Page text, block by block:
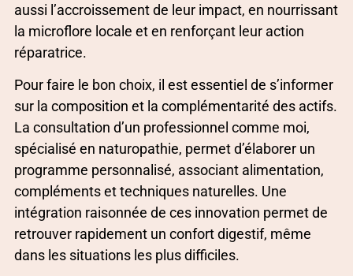
aussi l’accroissement de leur impact, en nourrissant
la microflore locale et en renforçant leur action
réparatrice.
Pour faire le bon choix, il est essentiel de s’informer
sur la composition et la complémentarité des actifs.
La consultation d’un professionnel comme moi,
spécialisé en naturopathie, permet d’élaborer un
programme personnalisé, associant alimentation,
compléments et techniques naturelles. Une
intégration raisonnée de ces innovation permet de
retrouver rapidement un confort digestif, même
dans les situations les plus difficiles.